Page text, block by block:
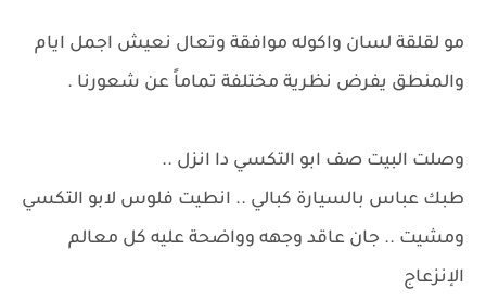
مو لقلقة لسان واكوله موافقة وتعال نعيش اجمل ايام
والمنطق يفرض نظرية مختلفة تماماً عن شعورنا .
وصلت البيت صف ابو التكسي دا انزل ..
طبك عباس بالسيارة كبالي .. انطيت فلوس لابو التكسي
ومشيت .. جان عاقد وجهه وواضحة عليه كل معالم
الإنزعاج